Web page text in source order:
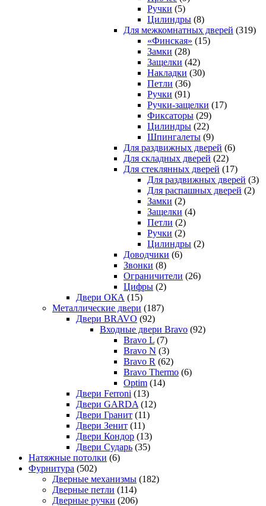
Ручки (5)
Цилиндры (8)
Для межкомнатных дверей (319)
«Финская» (15)
Замки (28)
Защелки (42)
Накладки (30)
Петли (36)
Ручки (91)
Ручки-защелки (17)
Фиксаторы (29)
Цилиндры (22)
Шпингалеты (9)
Для раздвижных дверей (6)
Для складных дверей (22)
Для стеклянных дверей (17)
Для раздвижных дверей (3)
Для распашных дверей (2)
Замки (2)
Защелки (4)
Петли (2)
Ручки (2)
Цилиндры (2)
Доводчики (6)
Звонки (8)
Ограничители (26)
Цифры (2)
Двери ОКА (15)
Металлические двери (187)
Двери BRAVO (92)
Входные двери Bravo (92)
Bravo L (7)
Bravo N (3)
Bravo R (62)
Bravo Thermo (6)
Optim (14)
Двери Ferroni (13)
Двери GARDA (12)
Двери Гранит (11)
Двери Зенит (11)
Двери Кондор (13)
Двери Сударь (35)
Натяжные потолки (6)
Фурнитура (502)
Дверные механизмы (182)
Дверные петли (114)
Дверные ручки (206)